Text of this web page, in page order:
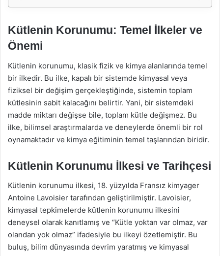
Kütlenin Korunumu: Temel İlkeler ve
Önemi
Kütlenin korunumu, klasik fizik ve kimya alanlarında temel
bir ilkedir. Bu ilke, kapalı bir sistemde kimyasal veya
fiziksel bir değişim gerçekleştiğinde, sistemin toplam
kütlesinin sabit kalacağını belirtir. Yani, bir sistemdeki
madde miktarı değişse bile, toplam kütle değişmez. Bu
ilke, bilimsel araştırmalarda ve deneylerde önemli bir rol
oynamaktadır ve kimya eğitiminin temel taşlarından biridir.
Kütlenin Korunumu İlkesi ve Tarihçesi
Kütlenin korunumu ilkesi, 18. yüzyılda Fransız kimyager
Antoine Lavoisier tarafından geliştirilmiştir. Lavoisier,
kimyasal tepkimelerde kütlenin korunumu ilkesini
deneysel olarak kanıtlamış ve “Kütle yoktan var olmaz, var
olandan yok olmaz” ifadesiyle bu ilkeyi özetlemiştir. Bu
buluş, bilim dünyasında devrim yaratmış ve kimyasal